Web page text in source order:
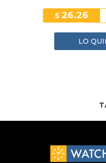
$ 26.26
LO